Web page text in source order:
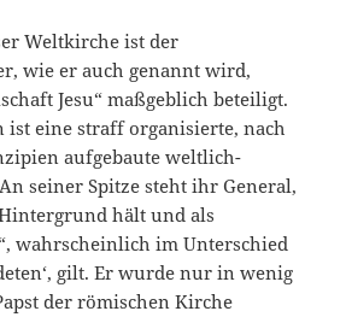
Weltkirche ist der
wie er auch genannt wird,
Jesu“ maßgeblich beteiligt.
ist eine straff organisierte, nach
aufgebaute weltlich-
seiner Spitze steht ihr General,
hält und als
wahrscheinlich im Unterschied
gilt. Er wurde nur in wenig
der römischen Kirche